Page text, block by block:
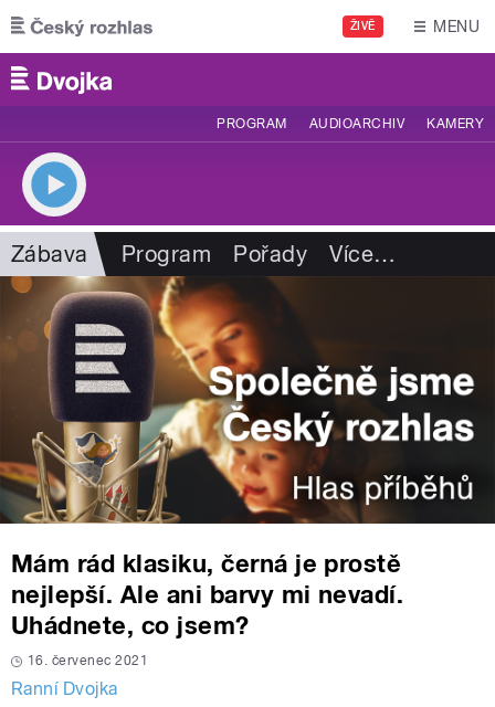
Přejít k hlavnímu obsahu
ŽIVĚ MENU
PROGRAM AUDIOARCHIV KAMERY
Zábava Program Pořady Více…
Mám rád klasiku, černá je prostě
nejlepší. Ale ani barvy mi nevadí.
Uhádnete, co jsem?
16. červenec 2021
Ranní Dvojka